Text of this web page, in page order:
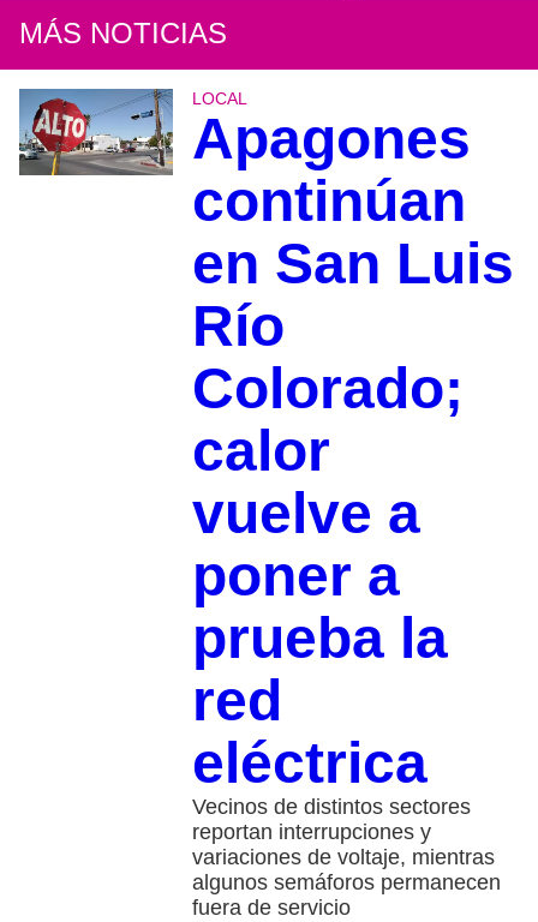
MÁS NOTICIAS
LOCAL
Apagones
continúan
en San Luis
Río
Colorado;
calor
vuelve a
poner a
prueba la
red
eléctrica
Vecinos de distintos sectores
reportan interrupciones y
variaciones de voltaje, mientras
algunos semáforos permanecen
fuera de servicio